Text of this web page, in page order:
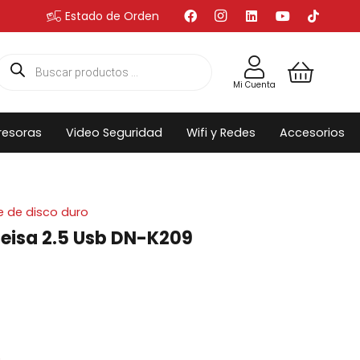
Estado de Orden
Búsqueda
de
Mi Cuenta
Video Seguridad Wifi y Redes Accesorios
de disco duro
2.5 Usb DN-K209